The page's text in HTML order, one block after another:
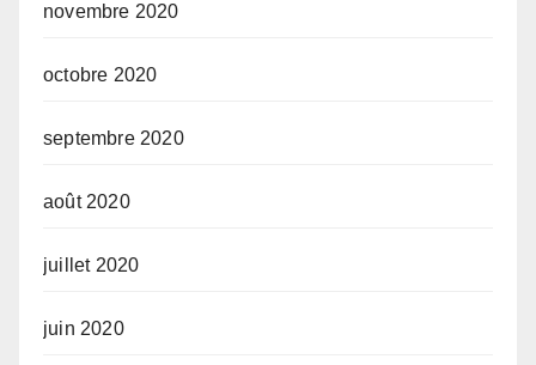
novembre 2020
octobre 2020
septembre 2020
août 2020
juillet 2020
juin 2020